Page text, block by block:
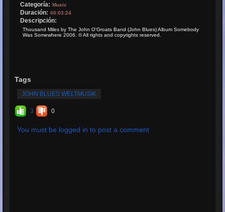
Categoría: Music
Duración: 00:03:24
Descripción:
Thousand Miles by The John O'Groats Band (John Blues) Album Somebody
Was Somewhere 2006. © All rights and copyrights reserved.
Tags
JOHN BLUES WELTMUSIK
3 0
You must be logged in to post a comment